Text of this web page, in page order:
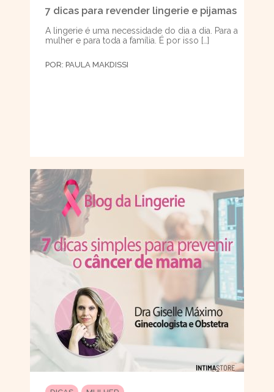
7 dicas para revender lingerie e pijamas
A lingerie é uma necessidade do dia a dia. Para a
mulher e para toda a família. É por isso […]
POR: PAULA MAKDISSI